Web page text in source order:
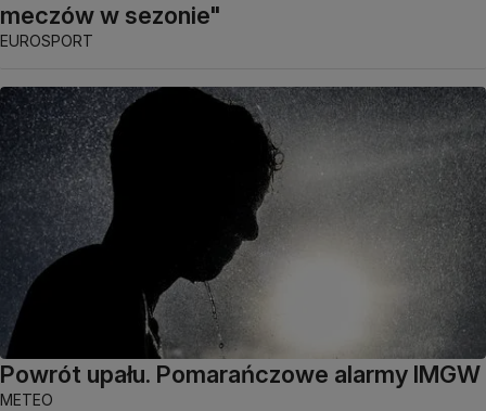
meczów w sezonie"
EUROSPORT
Powrót upału. Pomarańczowe alarmy IMGW
METEO